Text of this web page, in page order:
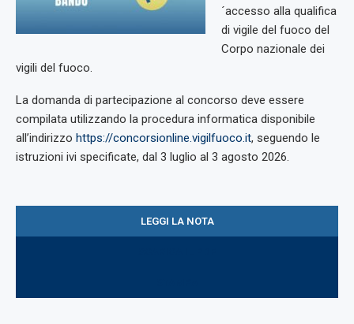
´accesso alla qualifica
di vigile del fuoco del
Corpo nazionale dei
vigili del fuoco.
La domanda di partecipazione al concorso deve essere
compilata utilizzando la procedura informatica disponibile
all’indirizzo https://concorsionline.vigilfuoco.it, seguendo le
istruzioni ivi specificate, dal 3 luglio al 3 agosto 2026.
LEGGI LA NOTA